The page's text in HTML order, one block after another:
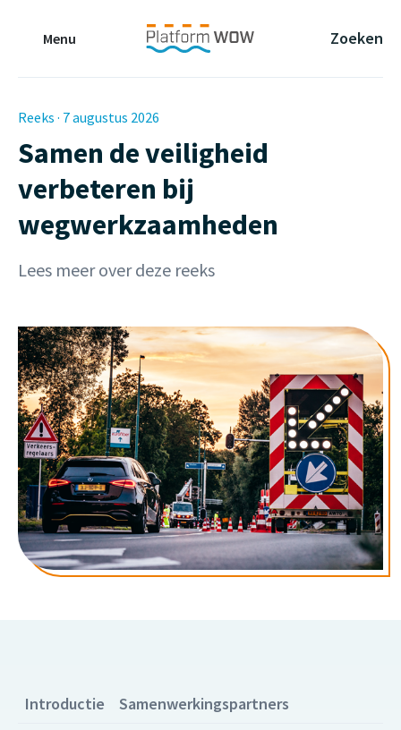
Menu
Zoeken
Reeks · 7 augustus 2026
Samen de veiligheid
verbeteren bij
wegwerkzaamheden
Lees meer over deze reeks
Introductie Samenwerkingspartners